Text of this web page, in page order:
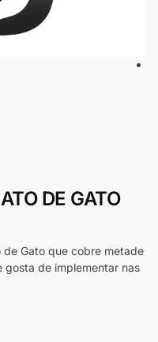
DE GATO
Gato que cobre metade
de implementar nas